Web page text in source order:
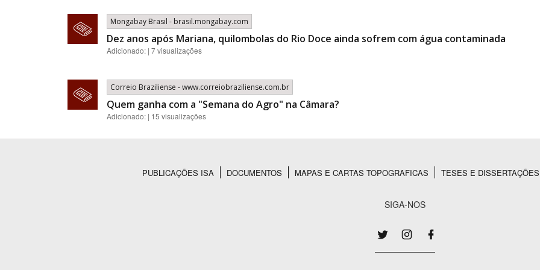
Mongabay Brasil - brasil.mongabay.com
Dez anos após Mariana, quilombolas do Rio Doce ainda sofrem com água contaminada
Adicionado: | 7 visualizações
Correio Braziliense - www.correiobraziliense.com.br
Quem ganha com a "Semana do Agro" na Câmara?
Adicionado: | 15 visualizações
PUBLICAÇÕES ISA DOCUMENTOS MAPAS E CARTAS TOPOGRAFICAS TESES E DISSERTAÇÕES
SIGA-NOS